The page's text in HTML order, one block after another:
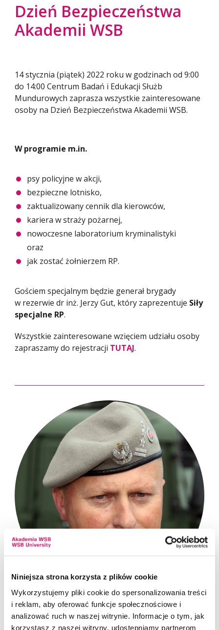
Niniejsza strona korzysta z plików cookie
Wykorzystujemy pliki cookie do spersonalizowania treści
i reklam, aby oferować funkcje społecznościowe i
analizować ruch w naszej witrynie. Informacje o tym, jak
korzystasz z naszej witryny, udostępniamy partnerom
Dzień Bezpieczeństwa
Akademii WSB
14 stycznia (piątek) 2022 roku w godzinach od 9:00
do 14:00 Centrum Badań i Edukacji Służb
Mundurowych zaprasza wszystkie zainteresowane
osoby na Dzień Bezpieczeństwa Akademii WSB.
W programie m.in.
psy policyjne w akcji,
bezpieczne lotnisko,
zaktualizowany cennik dla kierowców,
kariera w straży pożarnej,
nowoczesne laboratorium kryminalistyki
oraz
jak zostać żołnierzem RP.
Gościem specjalnym będzie generał brygady
w rezerwie dr inż. Jerzy Gut, który zaprezentuje Siły
specjalne RP.
Wszystkie zainteresowane wzięciem udziału osoby
zapraszamy do rejestracji TUTAJ.